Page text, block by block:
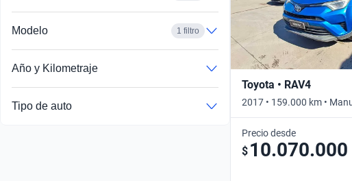
Modelo 1 filtro
Año y Kilometraje
Tipo de auto
Toyota • RAV4
2017 • 159.000 km •
Precio desde
$ 10.070.000